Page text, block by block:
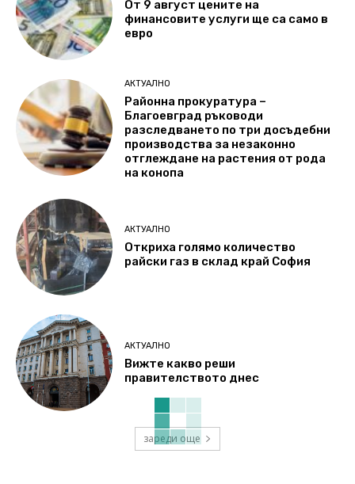
От 9 август цените на
финансовите услуги ще са само в
евро
АКТУАЛНО
Районна прокуратура –
Благоевград ръководи
разследването по три досъдебни
производства за незаконно
отглеждане на растения от рода
на конопа
АКТУАЛНО
Откриха голямо количество
райски газ в склад край София
АКТУАЛНО
Вижте какво реши
правителството днес
зареди още